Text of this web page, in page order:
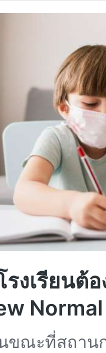
งเรียนต้
Normal
นขณะที่สถา